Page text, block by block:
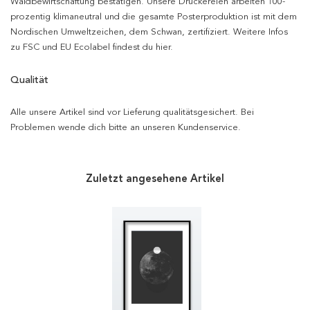
prozentig klimaneutral und die gesamte Posterproduktion ist mit dem
Nordischen Umweltzeichen, dem Schwan, zertifiziert. Weitere Infos
zu FSC und EU Ecolabel findest du hier.
Qualität
Alle unsere Artikel sind vor Lieferung qualitätsgesichert. Bei
Problemen wende dich bitte an unseren Kundenservice.
Zuletzt angesehene Artikel